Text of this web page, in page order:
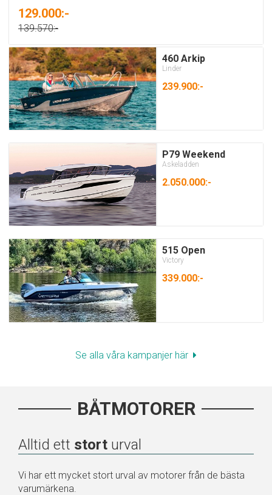
129.000:-
139.570:-
460 Arkip
Linder
239.900:-
P79 Weekend
Askeladden
2.050.000:-
515 Open
Victory
339.000:-
Se alla våra kampanjer här
BÅTMOTORER
Alltid ett stort urval
Vi har ett mycket stort urval av motorer från de bästa
varumärkena.